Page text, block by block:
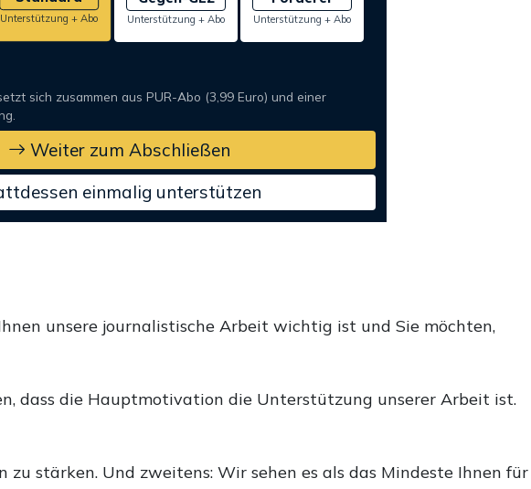
Unterstützung + Abo Unterstützung + Abo Unterstützung + Abo
sich zusammen aus PUR-Abo (3,99 Euro) und einer
Weiter zum Abschließen
einmalig unterstützen
unsere journalistische Arbeit wichtig ist und Sie möchten,
dass die Hauptmotivation die Unterstützung unserer Arbeit ist.
stärken. Und zweitens: Wir sehen es als das Mindeste Ihnen für